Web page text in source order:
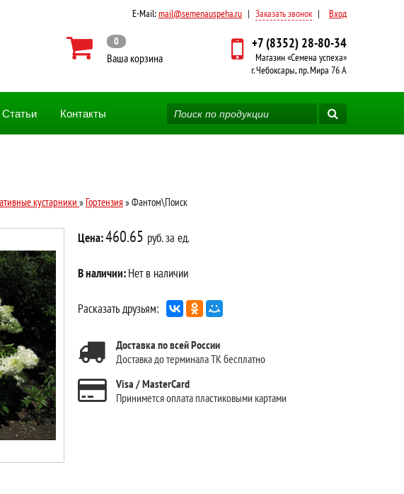
E-Mail:mail@semenauspeha.ru | Заказать звонок | Вход
0
Ваша корзина
+7 (8352) 28-80-34
Магазин «Семена успеха»
г. Чебоксары, пр. Мира 76 А
Статьи Контакты
кустарники » Гортензия » Фантом\Поиск
Цена:460.65 руб. за ед.
В наличии:Нет в наличии
Расказать друзьям:
Доставка по всей России
Доставка до терминала ТК бесплатно
Visa / MasterCard
Принимется оплата пластиковыми картами